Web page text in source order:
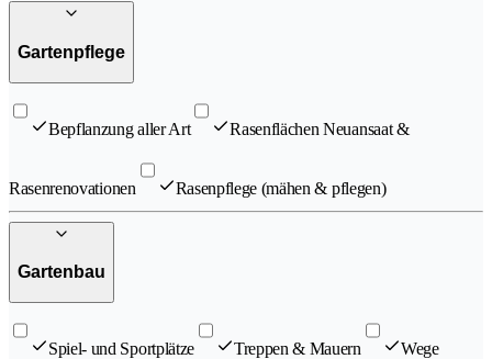
Gartenpflege
Bepflanzung aller Art Rasenflächen Neuansaat &
Rasenrenovationen Rasenpflege (mähen & pflegen)
Gartenbau
Spiel- und Sportplätze Treppen & Mauern
Wege